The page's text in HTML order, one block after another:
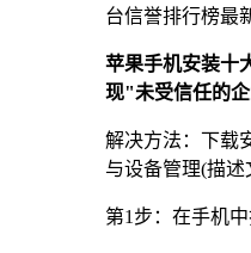
台信誉排行榜最
苹果手机安装十
现"未受信任的
解决方法：下载
与设备管理(描
第1步：在手机